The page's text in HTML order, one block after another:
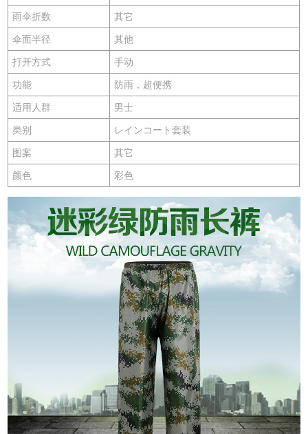
雨伞折数 其它
伞面半径 其他
打开方式 手动
功能 防雨，超便携
适用人群 男士
类别 レインコート套装
图案 其它
颜色 彩色